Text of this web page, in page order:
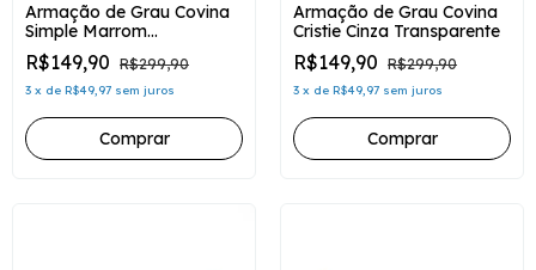
Armação de Grau Covina
Simple Marrom
Transparente
R$149,90 R$299,90
3 x de R$49,97 sem juros
Armação de Grau Covina
Cristie Cinza Transparente
R$149,90 R$299,90
3 x de R$49,97 sem juros